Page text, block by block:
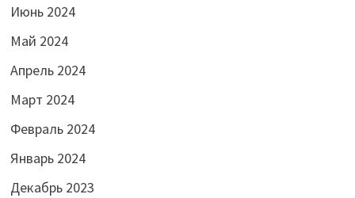
Июнь 2024
Май 2024
Апрель 2024
Март 2024
Февраль 2024
Январь 2024
Декабрь 2023